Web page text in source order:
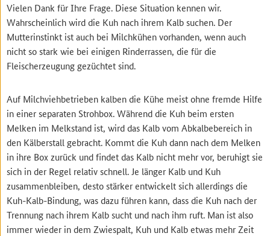
Vielen Dank für Ihre Frage. Diese Situation kennen wir.
Wahrscheinlich wird die Kuh nach ihrem Kalb suchen. Der
Mutterinstinkt ist auch bei Milchkühen vorhanden, wenn auch
nicht so stark wie bei einigen Rinderrassen, die für die
Fleischerzeugung gezüchtet sind.
Auf Milchviehbetrieben kalben die Kühe meist ohne fremde Hilfe
in einer separaten Strohbox. Während die Kuh beim ersten
Melken im Melkstand ist, wird das Kalb vom Abkalbebereich in
den Kälberstall gebracht. Kommt die Kuh dann nach dem Melken
in ihre Box zurück und findet das Kalb nicht mehr vor, beruhigt sie
sich in der Regel relativ schnell. Je länger Kalb und Kuh
zusammenbleiben, desto stärker entwickelt sich allerdings die
Kuh-Kalb-Bindung, was dazu führen kann, dass die Kuh nach der
Trennung nach ihrem Kalb sucht und nach ihm ruft. Man ist also
immer wieder in dem Zwiespalt, Kuh und Kalb etwas mehr Zeit